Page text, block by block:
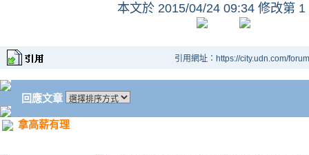
本文於 2015/04/24 09:34 修改第 1
引用網址：https://city.udn.com/
回應文章
拿高薪有理